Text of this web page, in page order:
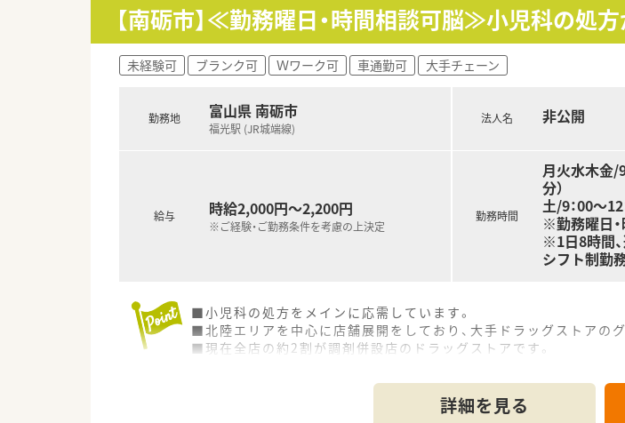
【南砺市】≪勤務曜日・時間相談可脳≫小児科の処
未経験可 ブランク可 Ｗワーク可 車通勤可 大手チェーン
勤務地 富山県 南砺市
福光駅 (JR城端線)
給与 時給2,000円～2,200円
※ご経験・ご勤務条件を考慮の上決定
法人名 非公開
勤務時間
月火水木金/9
分）
土/9：00～12
※勤務曜日
※1日8時間
シフト制勤
■小児科の処方をメインに応需しています。
■北陸エリアを中心に店舗展開をしており、大手ドラッグストアのグ
■現在全店の約2割が調剤併設店のドラッグストアです。
詳細を見る